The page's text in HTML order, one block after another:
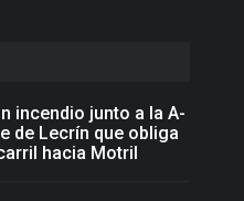
incendio junto a la A-
de Lecrín que obliga
hacia Motril